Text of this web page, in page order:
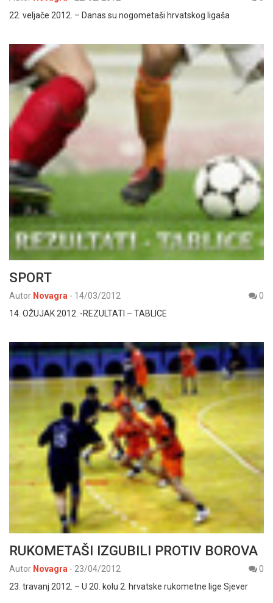
22. veljače 2012. – Danas su nogometaši hrvatskog ligaša
SPORT
Autor Novagra - 14/03/2012
0
14. OŽUJAK 2012. -REZULTATI – TABLICE
RUKOMETAŠI IZGUBILI PROTIV BOROVA
Autor Novagra - 23/04/2012
0
23. travanj 2012. – U 20. kolu 2. hrvatske rukometne lige Sjever